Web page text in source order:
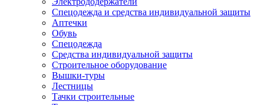
Спецодежда и средства индивидуальной защиты
Аптечки
Обувь
Спецодежда
Средства индивидуальной защиты
Строительное оборудование
Вышки-туры
Лестницы
Тачки строительные